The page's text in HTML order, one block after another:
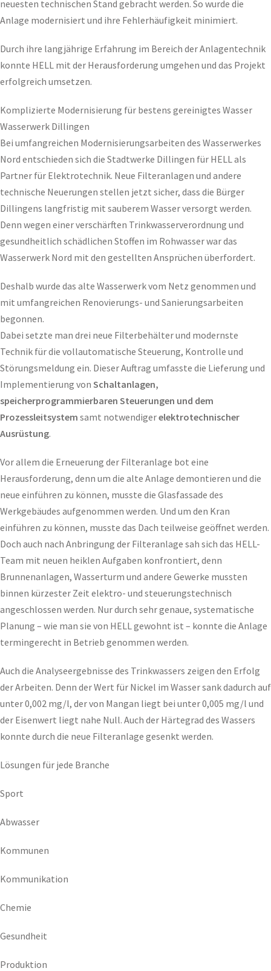
neuesten technischen Stand gebracht werden. So wurde die
Anlage modernisiert und ihre Fehlerhäufigkeit minimiert.
Durch ihre langjährige Erfahrung im Bereich der Anlagentechnik
konnte HELL mit der Herausforderung umgehen und das Projekt
erfolgreich umsetzen.
Komplizierte Modernisierung für bestens gereinigtes Wasser
Wasserwerk Dillingen
Bei umfangreichen Modernisierungsarbeiten des Wasserwerkes
Nord entschieden sich die Stadtwerke Dillingen für HELL als
Partner für Elektrotechnik. Neue Filteranlagen und andere
technische Neuerungen stellen jetzt sicher, dass die Bürger
Dillingens langfristig mit sauberem Wasser versorgt werden.
Denn wegen einer verschärften Trinkwasserverordnung und
gesundheitlich schädlichen Stoffen im Rohwasser war das
Wasserwerk Nord mit den gestellten Ansprüchen überfordert.
Deshalb wurde das alte Wasserwerk vom Netz genommen und
mit umfangreichen Renovierungs- und Sanierungsarbeiten
begonnen.
Dabei setzte man drei neue Filterbehälter und modernste
Technik für die vollautomatische Steuerung, Kontrolle und
Störungsmeldung ein. Dieser Auftrag umfasste die Lieferung und
Implementierung von Schaltanlagen,
speicherprogrammierbaren Steuerungen und dem
Prozessleitsystem samt notwendigerelektrotechnischer
Ausrüstung.
Vor allem die Erneuerung der Filteranlage bot eine
Herausforderung, denn um die alte Anlage demontieren und die
neue einführen zu können, musste die Glasfassade des
Werkgebäudes aufgenommen werden. Und um den Kran
einführen zu können, musste das Dach teilweise geöffnet werden.
Doch auch nach Anbringung der Filteranlage sah sich das HELL-
Team mit neuen heiklen Aufgaben konfrontiert, denn
Brunnenanlagen, Wasserturm und andere Gewerke mussten
binnen kürzester Zeit elektro- und steuerungstechnisch
angeschlossen werden. Nur durch sehr genaue, systematische
Planung – wie man sie von HELL gewohnt ist – konnte die Anlage
termingerecht in Betrieb genommen werden.
Auch die Analyseergebnisse des Trinkwassers zeigen den Erfolg
der Arbeiten. Denn der Wert für Nickel im Wasser sank dadurch auf
unter 0,002 mg/l, der von Mangan liegt bei unter 0,005 mg/l und
der Eisenwert liegt nahe Null. Auch der Härtegrad des Wassers
konnte durch die neue Filteranlage gesenkt werden.
Lösungen für jede Branche
Sport
Abwasser
Kommunen
Kommunikation
Chemie
Gesundheit
Produktion